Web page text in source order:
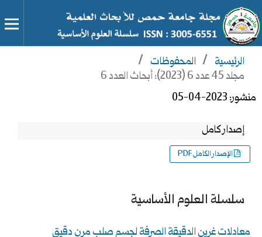
الرئيسية / المحفوظات /
مجلد 45 عدد 6 (2023): أبحاث العدد 6
منشور: 2023-04-05
إصدار كامل
الإصدار الكامل PDF
سلسلة العلوم الأساسية
معادلات غرين الدقيقة الصرفة لجسم صلب مرن دقيق